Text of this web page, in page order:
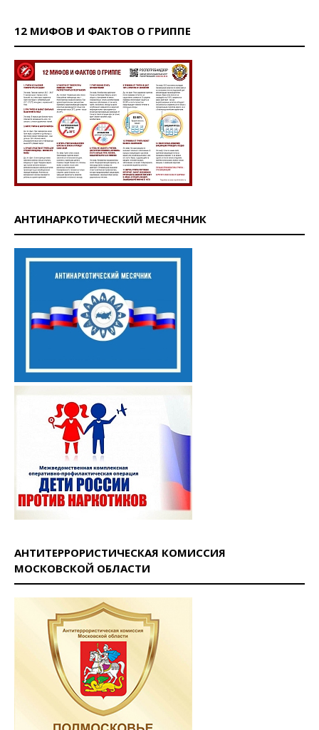
12 МИФОВ И ФАКТОВ О ГРИППЕ
АНТИНАРКОТИЧЕСКИЙ МЕСЯЧНИК
АНТИТЕРРОРИСТИЧЕСКАЯ КОМИССИЯ
МОСКОВСКОЙ ОБЛАСТИ